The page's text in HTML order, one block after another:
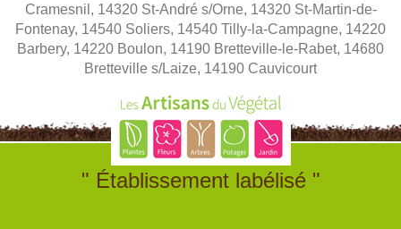
Cramesnil, 14320 St-André s/Orne, 14320 St-Martin-de-
Fontenay, 14540 Soliers, 14540 Tilly-la-Campagne, 14220
Barbery, 14220 Boulon, 14190 Bretteville-le-Rabet, 14680
Bretteville s/Laize, 14190 Cauvicourt
" Établissement labélisé "